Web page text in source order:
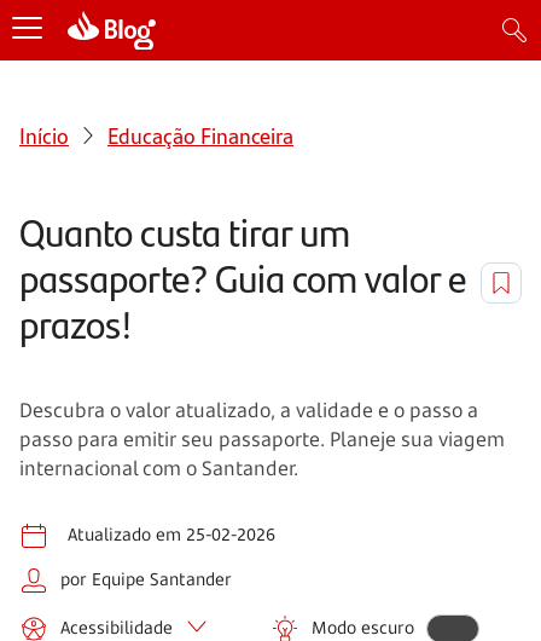
Início Educação Financeira
Quanto custa tirar um
passaporte? Guia com valor e
prazos!
Descubra o valor atualizado, a validade e o passo a
passo para emitir seu passaporte. Planeje sua viagem
internacional com o Santander.
Atualizado em 25-02-2026
por Equipe Santander
Acessibilidade Modo escuro